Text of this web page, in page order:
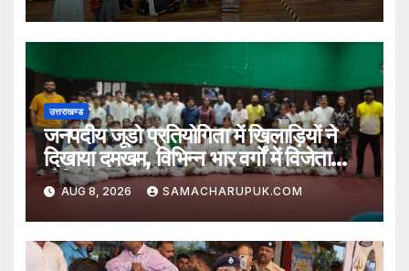
उत्तराखण्ड
जनपदीय जूडो प्रतियोगिता में खिलाड़ियों ने
दिखाया दमखम, विभिन्न भार वर्गों में विजेता
घोषित
AUG 8, 2026 SAMACHARUPUK.COM